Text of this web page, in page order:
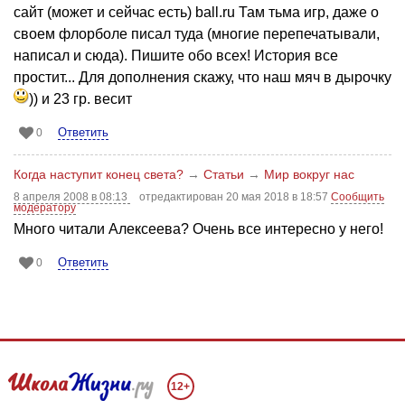
сайт (может и сейчас есть) ball.ru Там тьма игр, даже о
своем флорболе писал туда (многие перепечатывали,
написал и сюда). Пишите обо всех! История все
простит... Для дополнения скажу, что наш мяч в дырочку
)) и 23 гр. весит
0 Ответить
Когда наступит конец света? → Статьи → Мир вокруг нас
8 апреля 2008 в 08:13 отредактирован 20 мая 2018 в 18:57 Сообщить
модератору
Много читали Алексеева? Очень все интересно у него!
0 Ответить
12+